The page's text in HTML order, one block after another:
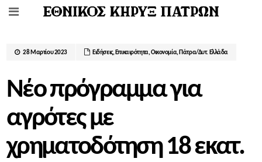
28 Μαρτίου 2023 Ειδήσεις, Επικαιρότητα,Οικονομία, Πάτρα/Δυτ. Ελλάδα
Νέο πρόγραμμα για
αγρότες με
χρηματοδότηση 18 εκατ.